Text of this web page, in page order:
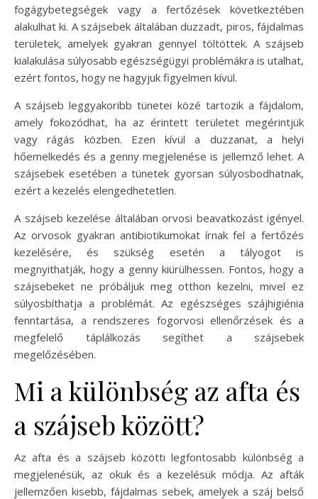
fogágybetegségek vagy a fertőzések következtében
alakulhat ki. A szájsebek általában duzzadt, piros, fájdalmas
területek, amelyek gyakran gennyel töltöttek. A szájseb
kialakulása súlyosabb egészségügyi problémákra is utalhat,
ezért fontos, hogy ne hagyjuk figyelmen kívül.
A szájseb leggyakoribb tünetei közé tartozik a fájdalom,
amely fokozódhat, ha az érintett területet megérintjük
vagy rágás közben. Ezen kívül a duzzanat, a helyi
hőemelkedés és a genny megjelenése is jellemző lehet. A
szájsebek esetében a tünetek gyorsan súlyosbodhatnak,
ezért a kezelés elengedhetetlen.
A szájseb kezelése általában orvosi beavatkozást igényel.
Az orvosok gyakran antibiotikumokat írnak fel a fertőzés
kezelésére, és szükség esetén a tályogot is
megnyithatják, hogy a genny kiürülhessen. Fontos, hogy a
szájsebeket ne próbáljuk meg otthon kezelni, mivel ez
súlyosbíthatja a problémát. Az egészséges szájhigiénia
fenntartása, a rendszeres fogorvosi ellenőrzések és a
megfelelő táplálkozás segíthet a szájsebek
megelőzésében.
Mi a különbség az afta és
a szájseb között?
Az afta és a szájseb közötti legfontosabb különbség a
megjelenésük, az okuk és a kezelésük módja. Az afták
jellemzően kisebb, fájdalmas sebek, amelyek a száj belső